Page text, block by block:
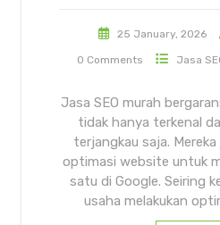
25 January, 2026
0 Comments Jasa
Jasa SEO murah
tidak hanya terkenal
terjangkau saja.
optimasi website untuk
satu di Google. Seiring
usaha melakukan